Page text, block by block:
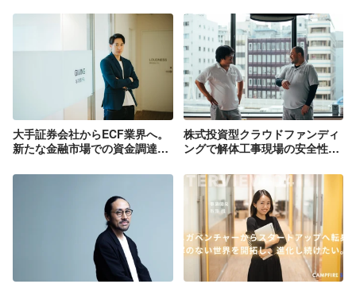
大手証券会社からECF業界へ。
新たな金融市場での資金調達に
Startups キャピタリスト 佐藤
株式投資型クラウドファンディ
ングで解体工事現場の安全性を
持つCon-Techカンパニー、未
来への挑戦。